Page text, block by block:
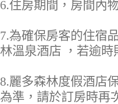
6.住房期間，房間內
7.為確保房客的住宿
林溫泉酒店 ，若逾
8.麗多森林度假酒店
為準，請於訂房時再